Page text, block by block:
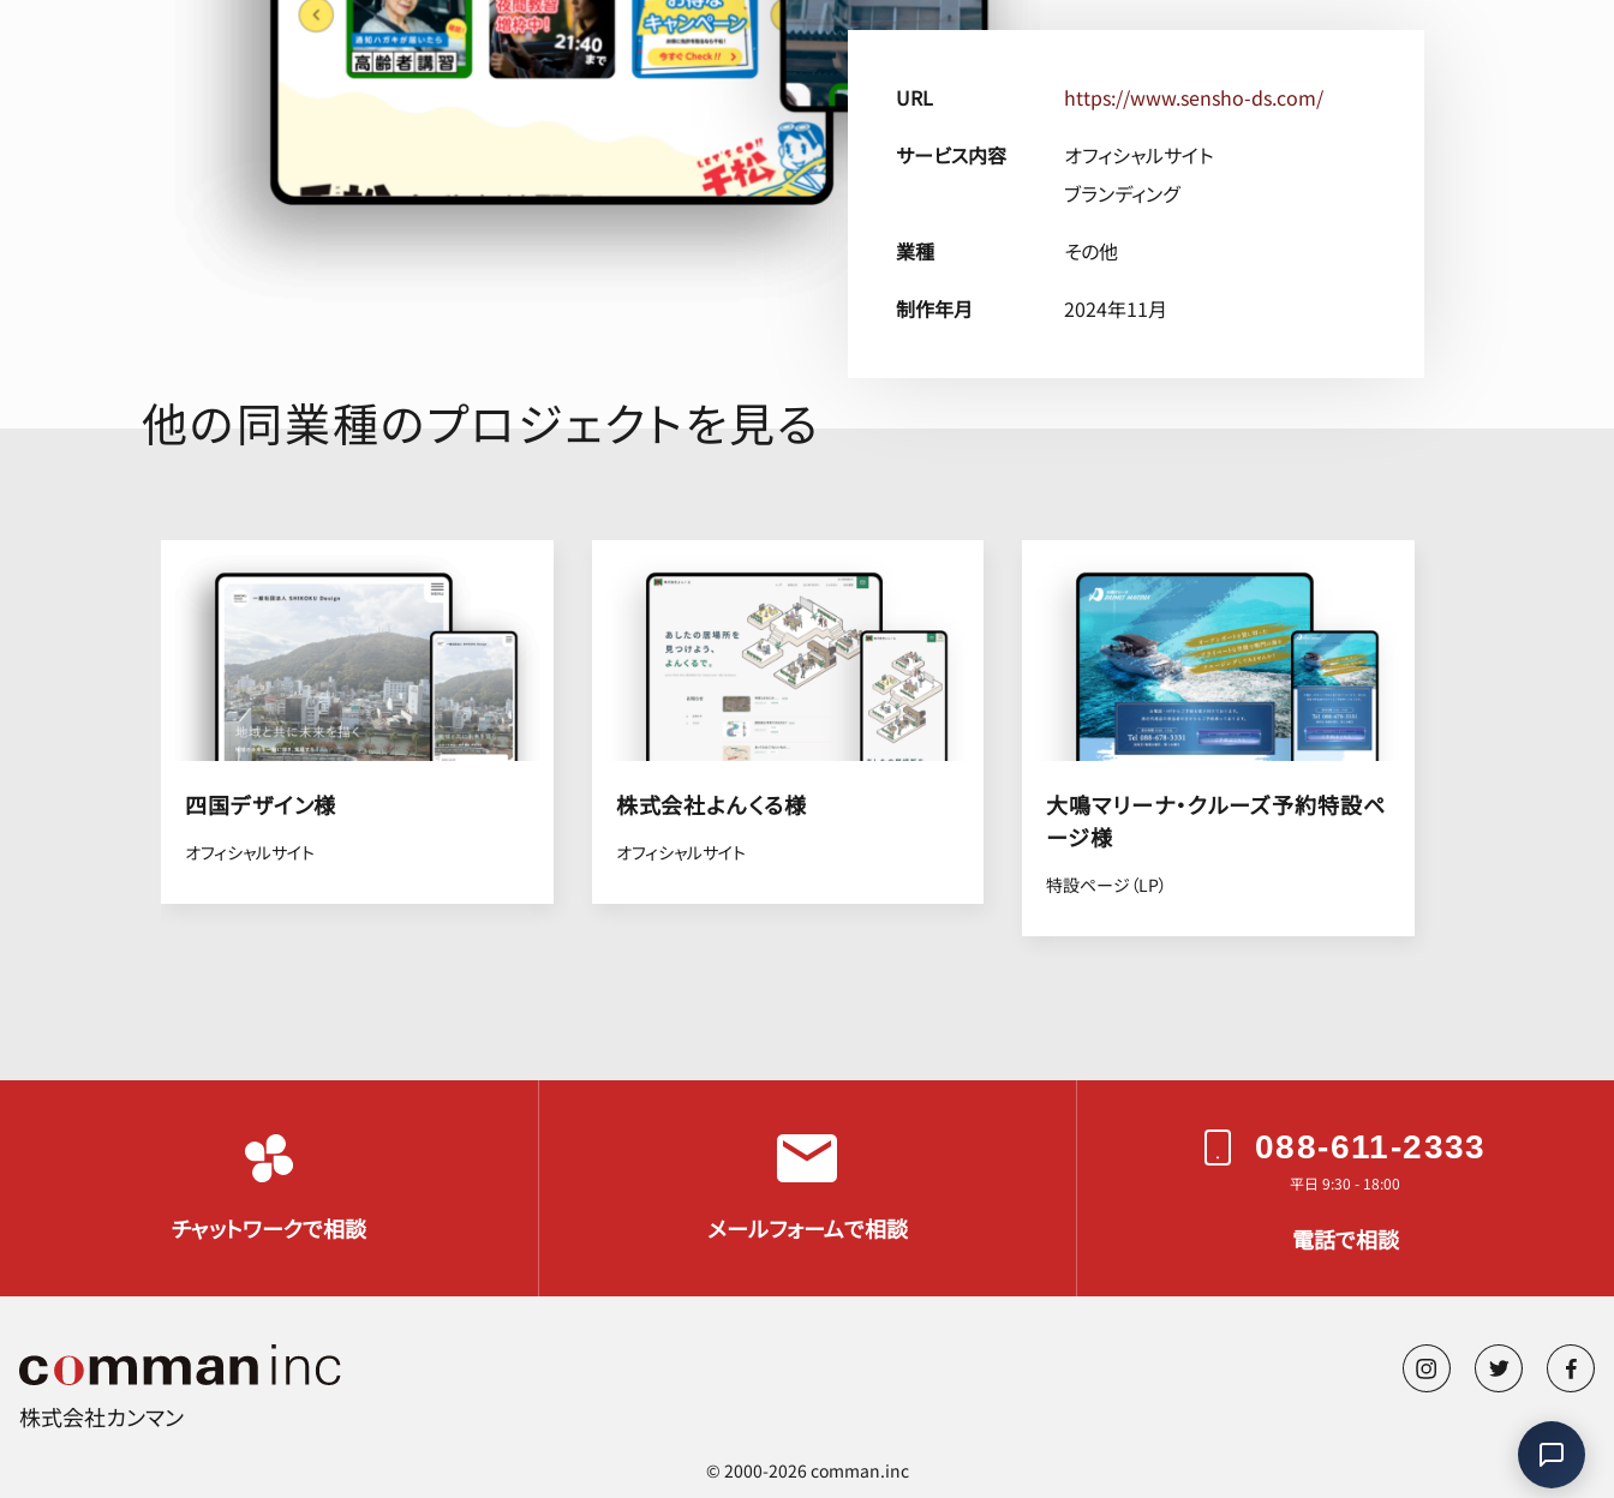
URL
https://www.sensho-ds.com/
サービス内容
オフィシャルサイト
ブランディング
業種
その他
制作年月
2024年11月
他の同業種のプロジェクトを見る
四国デザイン様
オフィシャルサイト
株式会社よんくる様
オフィシャルサイト
大鳴マリーナ・クルーズ予約特設ペ
ージ様
特設ページ（LP）
チャットワークで相談 メールフォームで相談
088-611-2333
平日 9:30 - 18:00
電話で相談
株式会社カンマン
©︎ 2000-2026 comman.inc